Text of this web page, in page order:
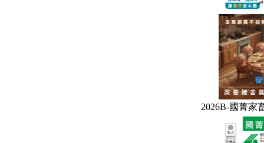
2026B-國菁家